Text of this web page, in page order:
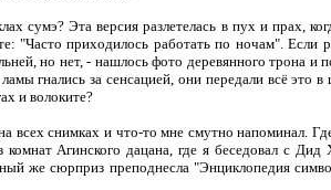
сумэ? Эта версия разлетелась в пух и прах,
"Часто приходилось работать по ночам". Если
но нет, - нашлось фото деревянного трона и
гнались за сенсацией, они передали всё это
и волоките?
всех снимках и что-то мне смутно напоминал.
Агинского дацана, где я беседовал с
же сюрприз преподнесла "Энциклопедия